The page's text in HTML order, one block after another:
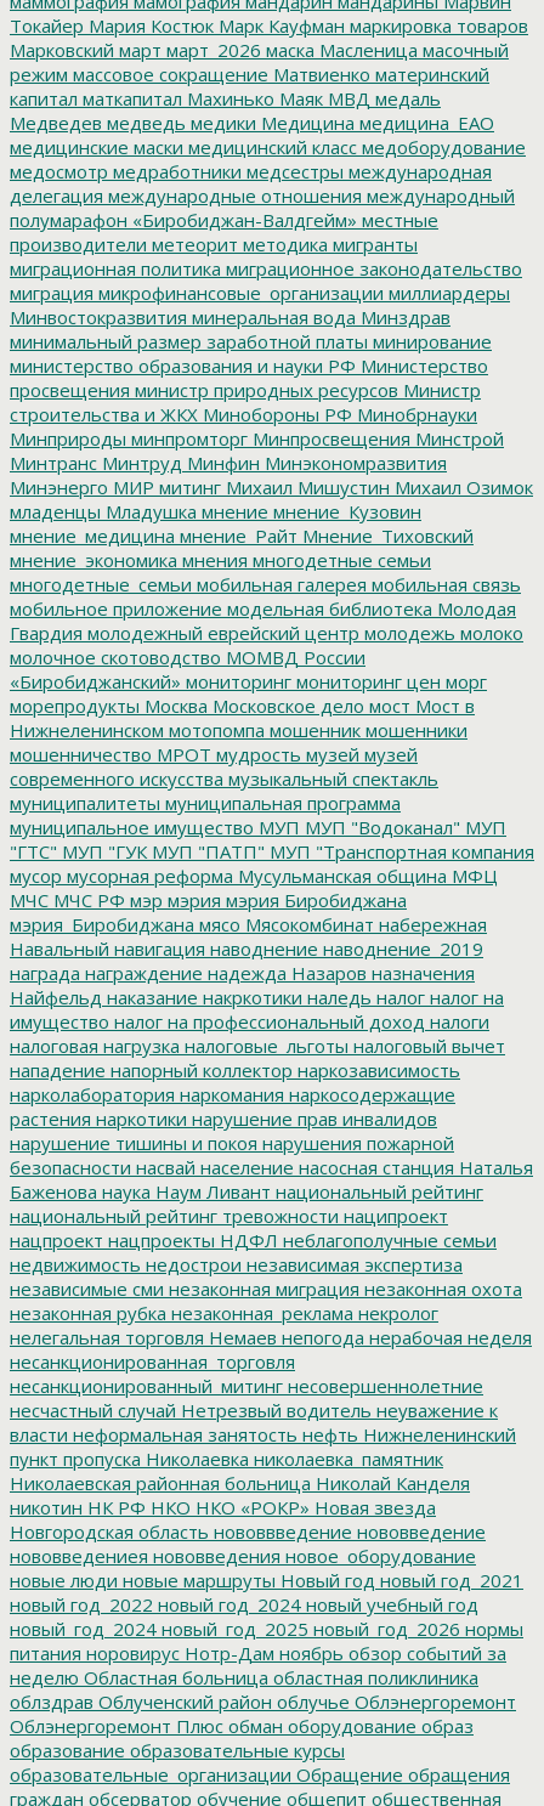
Токайер Мария Костюк Марк Кауфман маркировка товаров
Марковский март март_2026 маска Масленица масочный
режим массовое сокращение Матвиенко материнский
капитал маткапитал Махинько Маяк МВД медаль
Медведев медведь медики Медицина медицина_ЕАО
медицинские маски медицинский класс медоборудование
медосмотр медработники медсестры международная
делегация международные отношения международный
полумарафон «Биробиджан-Валдгейм» местные
производители метеорит методика мигранты
миграционная политика миграционное законодательство
миграция микрофинансовые_организации миллиардеры
Минвостокразвития минеральная вода Минздрав
минимальный размер заработной платы минирование
министерство образования и науки РФ Министерство
просвещения министр природных ресурсов Министр
строительства и ЖКХ Минобороны РФ Минобрнауки
Минприроды минпромторг Минпросвещения Минстрой
Минтранс Минтруд Минфин Минэкономразвития
Минэнерго МИР митинг Михаил Мишустин Михаил Озимок
младенцы Младушка мнение мнение_Кузовин
мнение_медицина мнение_Райт Мнение_Тиховский
мнение_экономика мнения многодетные семьи
многодетные_семьи мобильная галерея мобильная связь
мобильное приложение модельная библиотека Молодая
Гвардия молодежный еврейский центр молодежь молоко
молочное скотоводство МОМВД России
«Биробиджанский» мониторинг мониторинг цен морг
морепродукты Москва Московское дело мост Мост в
Нижнеленинском мотопомпа мошенник мошенники
мошенничество МРОТ мудрость музей музей
современного искусства музыкальный спектакль
муниципалитеты муниципальная программа
муниципальное имущество МУП МУП "Водоканал" МУП
"ГТС" МУП "ГУК МУП "ПАТП" МУП "Транспортная компания
мусор мусорная реформа Мусульманская община МФЦ
МЧС МЧС РФ мэр мэрия мэрия Биробиджана
мэрия_Биробиджана мясо Мясокомбинат набережная
Навальный навигация наводнение наводнение_2019
награда награждение надежда Назаров назначения
Найфельд наказание накркотики наледь налог налог на
имущество налог на профессиональный доход налоги
налоговая нагрузка налоговые_льготы налоговый вычет
нападение напорный коллектор наркозависимость
нарколаборатория наркомания наркосодержащие
растения наркотики нарушение прав инвалидов
нарушение тишины и покоя нарушения пожарной
безопасности насвай население насосная станция Наталья
Баженова наука Наум Ливант национальный рейтинг
национальный рейтинг тревожности наципроект
нацпроект нацпроекты НДФЛ неблагополучные семьи
недвижимость недострои независимая экспертиза
независимые сми незаконная миграция незаконная охота
незаконная рубка незаконная_реклама некролог
нелегальная торговля Немаев непогода нерабочая неделя
несанкционированная_торговля
несанкционированный_митинг несовершеннолетние
несчастный случай Нетрезвый водитель неуважение к
власти неформальная занятость нефть Нижнеленинский
пункт пропуска Николаевка николаевка_памятник
Николаевская районная больница Николай Канделя
никотин НК РФ НКО НКО «РОКР» Новая звезда
Новгородская область нововвведение нововведение
нововведениея нововведения новое_оборудование
новые люди новые маршруты Новый год новый год_2021
новый год_2022 новый год_2024 новый учебный год
новый_год_2024 новый_год_2025 новый_год_2026 нормы
питания норовирус Нотр-Дам ноябрь обзор событий за
неделю Областная больница областная поликлиника
облздрав Облученский район облучье Облэнергоремонт
Облэнергоремонт Плюс обман оборудование образ
образование образовательные курсы
образовательные_организации Обращение обращения
граждан обсерватор обучение общепит общественная